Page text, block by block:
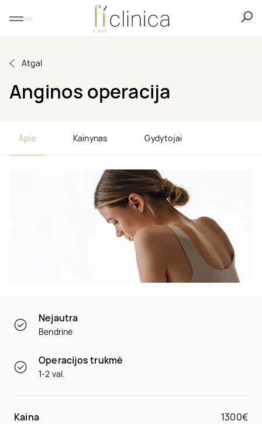
Atgal
Anginos operacija
Apie Kainynas Gydytojai
Nejautra
Bendrinė
Operacijos trukmė
1-2 val.
Kaina 1300€